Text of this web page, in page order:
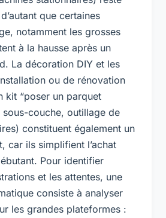
que certaines
notamment les grosses
à la hausse après un
La décoration DIY et les
ou de rénovation
kit “poser un parquet
couche, outillage de
constituent également un
car ils simplifient l’achat
Pour identifier
et les attentes, une
consiste à analyser
les grandes plateformes :